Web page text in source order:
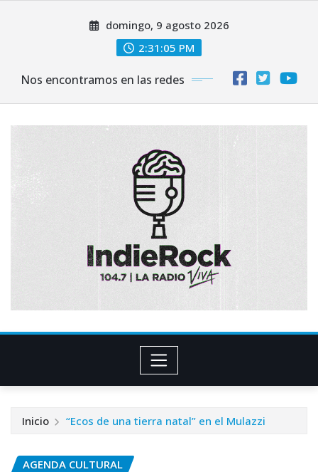
domingo, 9 agosto 2026
2:31:07 PM
Nos encontramos en las redes
Inicio “Ecos de una tierra natal” en el Mulazzi
AGENDA CULTURAL